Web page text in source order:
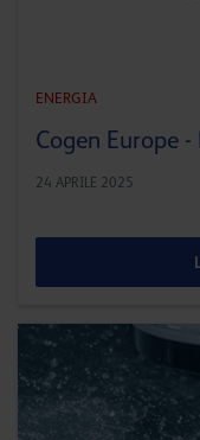
ENERGIA
Cogen Europe
24 APRILE 2025